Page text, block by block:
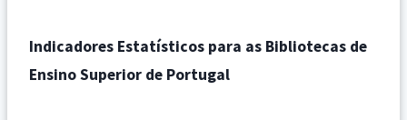
Indicadores Estatísticos para as Bibliotecas de
Ensino Superior de Portugal